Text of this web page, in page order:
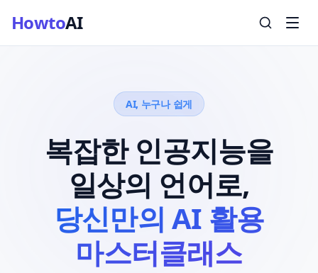
HowtoAI
AI, 누구나 쉽게
복잡한 인공지능을
일상의 언어로,
당신만의 AI 활용
마스터클래스